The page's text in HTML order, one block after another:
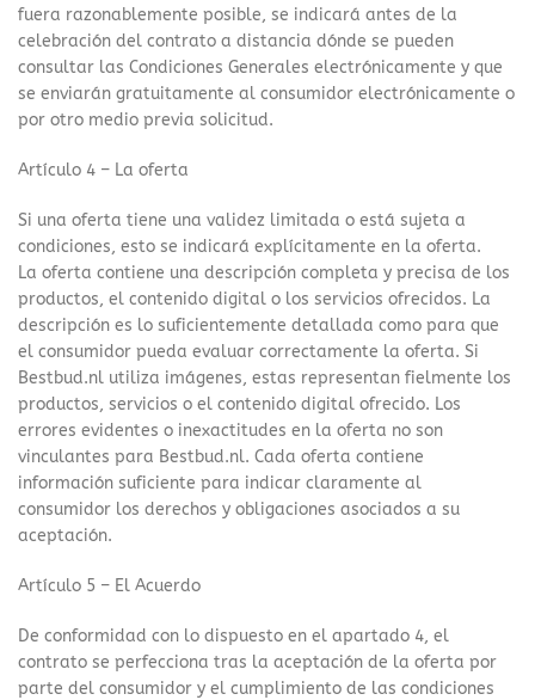
fuera razonablemente posible, se indicará antes de la
celebración del contrato a distancia dónde se pueden
consultar las Condiciones Generales electrónicamente y que
se enviarán gratuitamente al consumidor electrónicamente o
por otro medio previa solicitud.
Artículo 4 – La oferta
Si una oferta tiene una validez limitada o está sujeta a
condiciones, esto se indicará explícitamente en la oferta.
La oferta contiene una descripción completa y precisa de los
productos, el contenido digital o los servicios ofrecidos. La
descripción es lo suficientemente detallada como para que
el consumidor pueda evaluar correctamente la oferta. Si
Bestbud.nl utiliza imágenes, estas representan fielmente los
productos, servicios o el contenido digital ofrecido. Los
errores evidentes o inexactitudes en la oferta no son
vinculantes para Bestbud.nl. Cada oferta contiene
información suficiente para indicar claramente al
consumidor los derechos y obligaciones asociados a su
aceptación.
Artículo 5 – El Acuerdo
De conformidad con lo dispuesto en el apartado 4, el
contrato se perfecciona tras la aceptación de la oferta por
parte del consumidor y el cumplimiento de las condiciones